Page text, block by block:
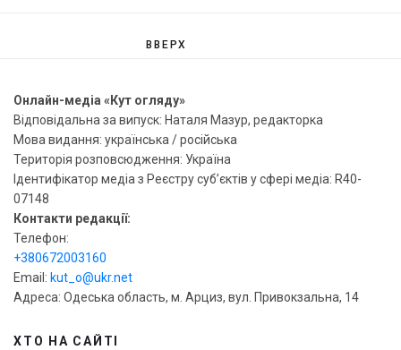
ВВЕРХ
Онлайн-медіа «Кут огляду»
Відповідальна за випуск: Наталя Мазур, редакторка
Мова видання: українська / російська
Територія розповсюдження: Україна
Ідентифікатор медіа з Реєстру суб’єктів у сфері медіа: R40-
07148
Контакти редакції:
Телефон:
+380672003160
Email: kut_o@ukr.net
Адреса: Одеська область, м. Арциз, вул. Привокзальна, 14
ХТО НА САЙТІ